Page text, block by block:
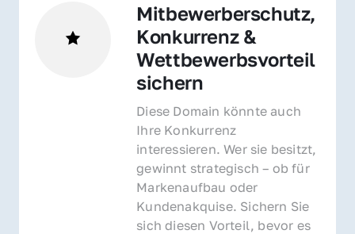
Mitbewerberschutz,
Konkurrenz &
Wettbewerbsvorteil
sichern
Diese Domain könnte auch
Ihre Konkurrenz
interessieren. Wer sie besitzt,
gewinnt strategisch – ob für
Markenaufbau oder
Kundenakquise. Sichern Sie
sich diesen Vorteil, bevor es